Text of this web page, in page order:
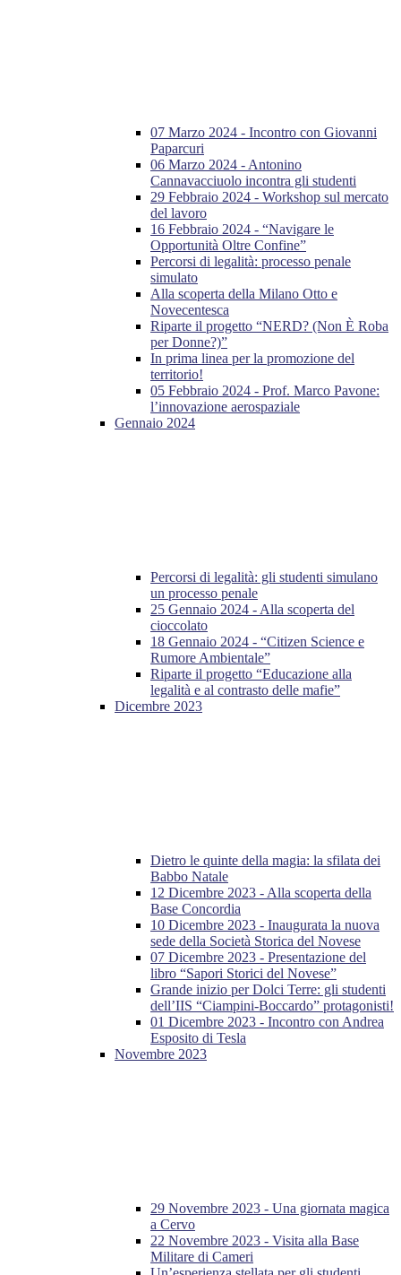
07 Marzo 2024 - Incontro con Giovanni
Paparcuri
06 Marzo 2024 - Antonino
Cannavacciuolo incontra gli studenti
29 Febbraio 2024 - Workshop sul mercato
del lavoro
16 Febbraio 2024 - “Navigare le
Opportunità Oltre Confine”
Percorsi di legalità: processo penale
simulato
Alla scoperta della Milano Otto e
Novecentesca
Riparte il progetto “NERD? (Non È Roba
per Donne?)”
In prima linea per la promozione del
territorio!
05 Febbraio 2024 - Prof. Marco Pavone:
l’innovazione aerospaziale
Gennaio 2024
Percorsi di legalità: gli studenti simulano
un processo penale
25 Gennaio 2024 - Alla scoperta del
cioccolato
18 Gennaio 2024 - “Citizen Science e
Rumore Ambientale”
Riparte il progetto “Educazione alla
legalità e al contrasto delle mafie”
Dicembre 2023
Dietro le quinte della magia: la sfilata dei
Babbo Natale
12 Dicembre 2023 - Alla scoperta della
Base Concordia
10 Dicembre 2023 - Inaugurata la nuova
sede della Società Storica del Novese
07 Dicembre 2023 - Presentazione del
libro “Sapori Storici del Novese”
Grande inizio per Dolci Terre: gli studenti
dell’IIS “Ciampini-Boccardo” protagonisti!
01 Dicembre 2023 - Incontro con Andrea
Esposito di Tesla
Novembre 2023
29 Novembre 2023 - Una giornata magica
a Cervo
22 Novembre 2023 - Visita alla Base
Militare di Cameri